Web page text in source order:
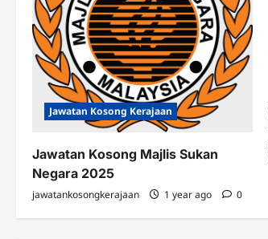
Jawatan Kosong Kerajaan
Jawatan Kosong Majlis Sukan
Negara 2025
jawatankosongkerajaan 1 year ago 0